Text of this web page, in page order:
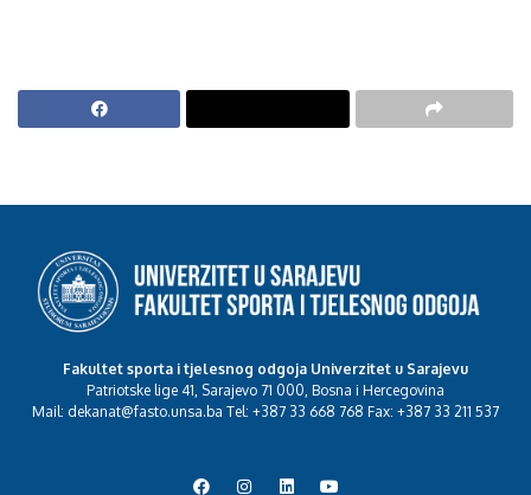
Fakultet sporta i tjelesnog odgoja Univerzitet u Sarajevu
Patriotske lige 41, Sarajevo 71 000, Bosna i Hercegovina
Mail: dekanat@fasto.unsa.ba Tel: +387 33 668 768 Fax: +387 33 211 537